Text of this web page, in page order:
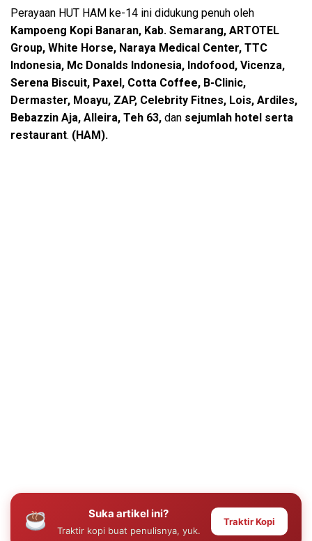
Perayaan HUT HAM ke-14 ini didukung penuh oleh
Kampoeng Kopi Banaran, Kab. Semarang, ARTOTEL
Group, White Horse, Naraya Medical Center, TTC
Indonesia, Mc Donalds Indonesia, Indofood, Vicenza,
Serena Biscuit, Paxel, Cotta Coffee, B-Clinic,
Dermaster, Moayu, ZAP, Celebrity Fitnes, Lois, Ardiles,
Bebazzin Aja, Alleira, Teh 63, dan sejumlah hotel serta
restaurant. (HAM).
Suka artikel ini?
Traktir kopi buat penulisnya, yuk.
Traktir Kopi